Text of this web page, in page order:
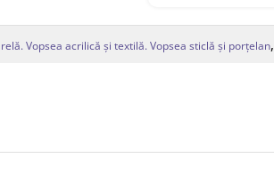
Vopsea acrilică și textilă. Vopsea sticlă și porțelan,